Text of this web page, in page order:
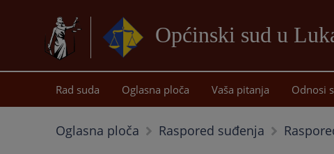
Općinski sud u
Rad suda Oglasna ploča Vaša pitanja Odnosi
Oglasna ploča Raspored suđenja